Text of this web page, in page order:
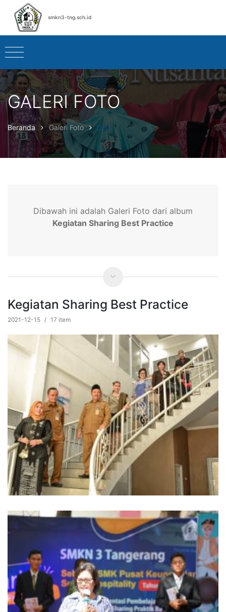
smkn3-tng.sch.id
GALERI FOTO
Beranda Galeri Foto Detil
Dibawah ini adalah Galeri Foto dari album
Kegiatan Sharing Best Practice
Kegiatan Sharing Best Practice
2021-12-15 / 17 item